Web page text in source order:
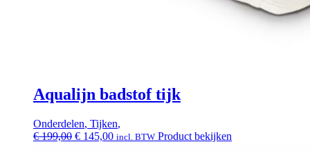
Aqualijn badstof tijk
Onderdelen, Tijken,
€199,00 Oorspronkelijke
€ 145,00Huidige
incl. BTW Product bekijken